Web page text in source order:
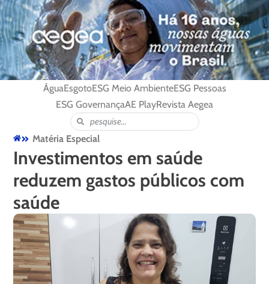
ÁguaEsgotoESG Meio AmbienteESG Pessoas
ESG GovernançaAE PlayRevista Aegea
Matéria Especial
Investimentos em saúde
reduzem gastos públicos com
saúde